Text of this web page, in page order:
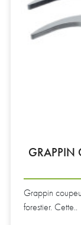
GRAPPIN
Grappin
forestier. Cette..